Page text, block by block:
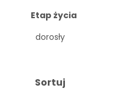
Sortuj
Etap życia
dorosły